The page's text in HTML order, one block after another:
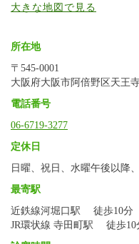
大きな地図で見る
所在地
〒545-0001
大阪府大阪市阿倍野区天王
電話番号
06-6719-3277
定休日
日曜、祝日、水曜午後以降
最寄駅
近鉄線河堀口駅 徒歩10分
JR環状線 寺田町駅 徒歩10